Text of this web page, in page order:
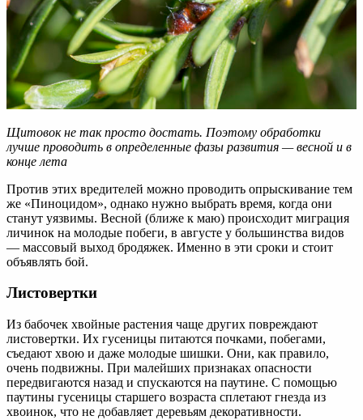
Щитовок не так просто достать. Поэтому обработки
лучше проводить в определенные фазы развития — весной и в
конце лета
Против этих вредителей можно проводить опрыскивание тем
же «Пиноцидом», однако нужно выбрать время, когда они
станут уязвимы. Весной (ближе к маю) происходит миграция
личинок на молодые побеги, в августе у большинства видов
— массовый выход бродяжек. Именно в эти сроки и стоит
объявлять бой.
Листовертки
Из бабочек хвойные растения чаще других повреждают
листовертки. Их гусеницы питаются почками, побегами,
съедают хвою и даже молодые шишки. Они, как правило,
очень подвижны. При малейших признаках опасности
передвигаются назад и спускаются на паутине. С помощью
паутины гусеницы старшего возраста сплетают гнезда из
хвоинок, что не добавляет деревьям декоративности.